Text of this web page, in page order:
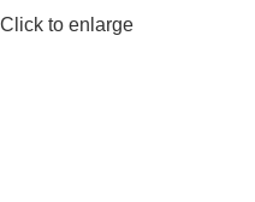
Click to enlarge